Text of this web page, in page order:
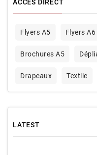
ACCÈS DIRECT
Flyers A5 Flyers A6
Brochures A5
Drapeaux Textile
LATEST